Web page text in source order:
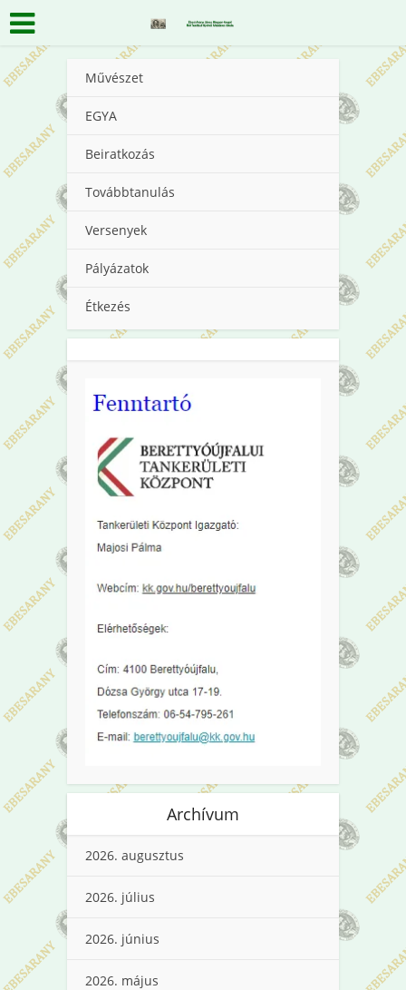
Művészet
EGYA
Beiratkozás
Továbbtanulás
Versenyek
Pályázatok
Étkezés
Archívum
2026. augusztus
2026. július
2026. június
2026. május